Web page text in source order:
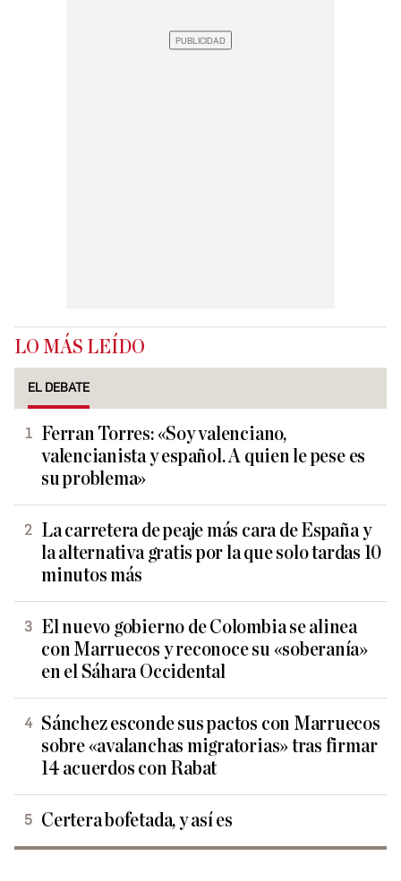
LO MÁS LEÍDO
EL DEBATE
Ferran Torres: «Soy valenciano,
valencianista y español. A quien le pese es
su problema»
La carretera de peaje más cara de España y
la alternativa gratis por la que solo tardas 10
minutos más
El nuevo gobierno de Colombia se alinea
con Marruecos y reconoce su «soberanía»
en el Sáhara Occidental
Sánchez esconde sus pactos con Marruecos
sobre «avalanchas migratorias» tras firmar
14 acuerdos con Rabat
Certera bofetada, y así es